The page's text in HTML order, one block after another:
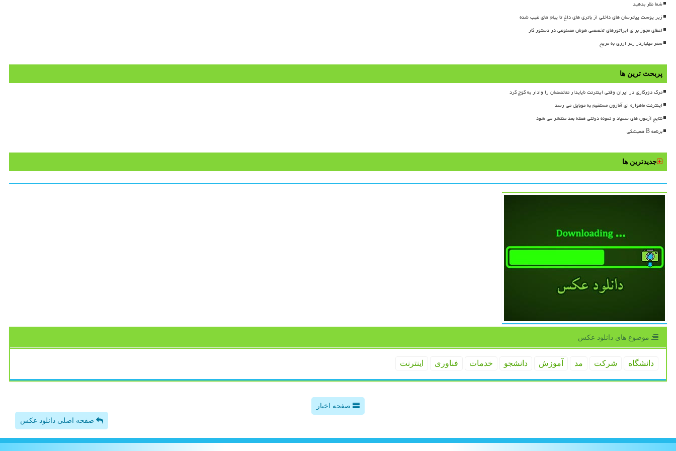
شما نظر بدهید
زیر پوست پیامرسان های داخلی از باتری های داغ تا پیام های غیب شده
اعطای مجوز برای اپراتورهای تخصصی هوش مصنوعی در دستور کار
سفر میلیاردر رمز ارزی به مریخ
پربحث ترین ها
مرگ دورکاری در ایران وقتی اینترنت ناپایدار متخصصان را وادار به کوچ کرد
اینترنت ماهواره ای آمازون مستقیم به موبایل می رسد
نتایج آزمون های سمپاد و نمونه دولتی هفته بعد منتشر می شود
برنامه B همیشگی
جدیدترین ها
موضوع های دانلود عكس
دانشگاه شركت مد آموزش دانشجو خدمات فناوری اینترنت
صفحه اخبار
صفحه اصلی دانلود عکس